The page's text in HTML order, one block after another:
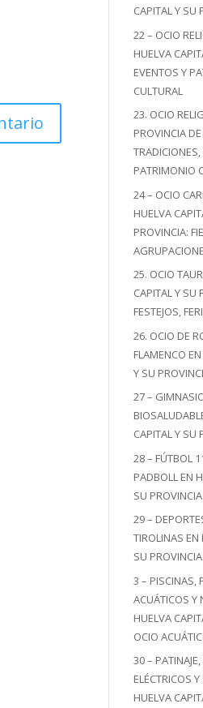
CAPITAL Y SU
22 – OCIO
HUELVA
EVENTOS Y
CULTURAL
23. OCIO
PROVINCIA
PATRIMONIO
24 – OCIO
HUELVA
PROVINCIA:
25. OCIO
CAPITAL Y SU
FESTEJOS,
26. OCIO DE
FLAMENCO
Y SU
27 –
CAPITAL Y SU
28 – FÚTBOL
PADBOLL EN
SU PROVINCIA
29 –
TIROLINAS EN
SU PROVINCIA
3 – PISCINAS,
ACUÁTICOS Y
HUELVA
OCIO
30 –
ELÉCTRICOS
HUELVA